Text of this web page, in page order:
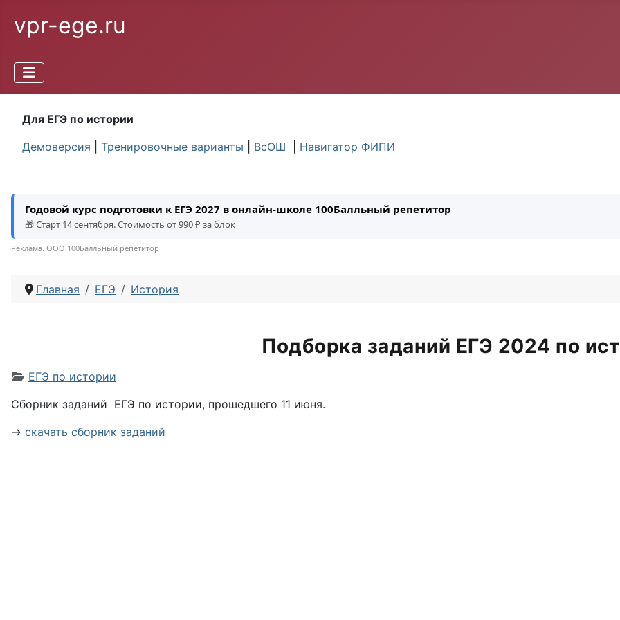
vpr-ege.ru
Для ЕГЭ по истории
Демоверсия
Тренировочные варианты ВсОШ Навигатор ФИПИ
Годовой курс подготовки к ЕГЭ 2027 в онлайн-школе 100Балльный репетитор
🎁 Старт 14 сентября. Стоимость от 990 ₽ за блок
Реклама. ООО 100Балльный репетитор
Главная ЕГЭ История
Подборка заданий ЕГЭ 2024 по
Информация о материале
ЕГЭ по истории
Сборник заданий ЕГЭ по истории, прошедшего 11 июня.
→ скачать сборник заданий